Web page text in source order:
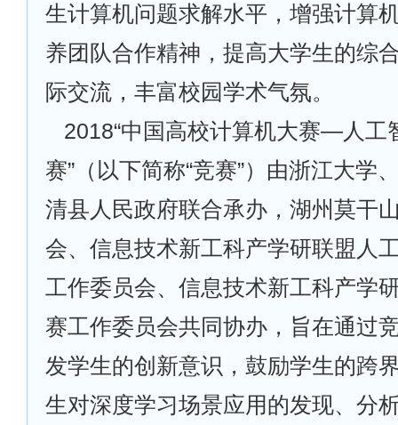
生计算机问题求解水平，增强计算
养团队合作精神，提高大学生的综
际交流，丰富校园学术气氛。
2018“中国高校计算机大赛—人工
赛”（以下简称“竞赛”）由浙江大学
清县人民政府联合承办，湖州莫干
会、信息技术新工科产学研联盟人
工作委员会、信息技术新工科产学
赛工作委员会共同协办，旨在通过
发学生的创新意识，鼓励学生的跨
生对深度学习场景应用的发现、分